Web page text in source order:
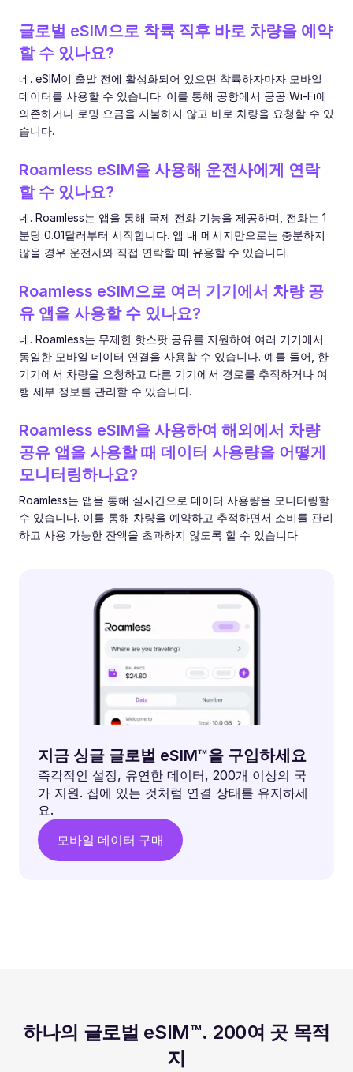
글로벌 eSIM으로 착륙 직후 바로 차량을 예약
할 수 있나요?
네. eSIM이 출발 전에 활성화되어 있으면 착륙하자마자 모바일
데이터를 사용할 수 있습니다. 이를 통해 공항에서 공공 Wi-Fi에
의존하거나 로밍 요금을 지불하지 않고 바로 차량을 요청할 수 있
습니다.
Roamless eSIM을 사용해 운전사에게 연락
할 수 있나요?
네. Roamless는 앱을 통해 국제 전화 기능을 제공하며, 전화는 1
분당 0.01달러부터 시작합니다. 앱 내 메시지만으로는 충분하지
않을 경우 운전사와 직접 연락할 때 유용할 수 있습니다.
Roamless eSIM으로 여러 기기에서 차량 공
유 앱을 사용할 수 있나요?
네. Roamless는 무제한 핫스팟 공유를 지원하여 여러 기기에서
동일한 모바일 데이터 연결을 사용할 수 있습니다. 예를 들어, 한
기기에서 차량을 요청하고 다른 기기에서 경로를 추적하거나 여
행 세부 정보를 관리할 수 있습니다.
Roamless eSIM을 사용하여 해외에서 차량
공유 앱을 사용할 때 데이터 사용량을 어떻게
모니터링하나요?
Roamless는 앱을 통해 실시간으로 데이터 사용량을 모니터링할
수 있습니다. 이를 통해 차량을 예약하고 추적하면서 소비를 관리
하고 사용 가능한 잔액을 초과하지 않도록 할 수 있습니다.
지금 싱글 글로벌 eSIM™을 구입하세요
즉각적인 설정, 유연한 데이터, 200개 이상의 국
가 지원. 집에 있는 것처럼 연결 상태를 유지하세
요.
모바일 데이터 구매
하나의 글로벌 eSIM™. 200여 곳 목적
지